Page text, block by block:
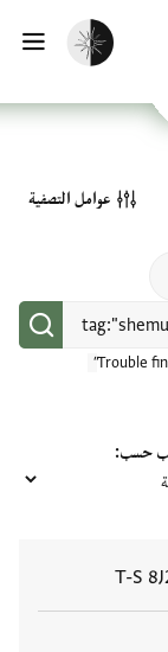
تفعيل الوضع المظلم
Trouble
عوامل التصفية
حسب
T-S